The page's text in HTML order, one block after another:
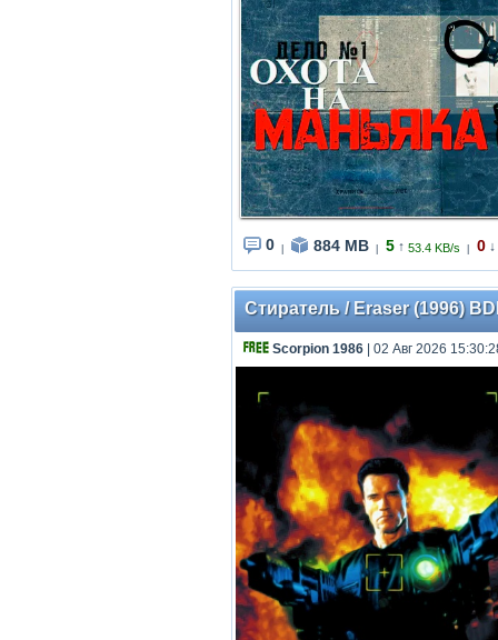
0 884 MB 5 ↑ 53.4 KB/s 0 ↓
Стиратель / Eraser (1996)
Scorpion 1986 | 02 Авг 2026